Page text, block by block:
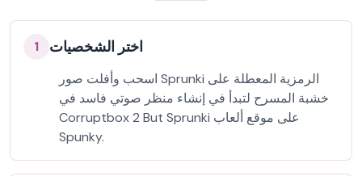
1 اختر الشخصيات
اسحب وأفلت صور Sprunki الرمزية المعطلة على
خشبة المسرح لتبدأ في إنشاء منظر صوتي فاسد في
Corruptbox 2 But Sprunki على موقع ألعاب
Spunky.